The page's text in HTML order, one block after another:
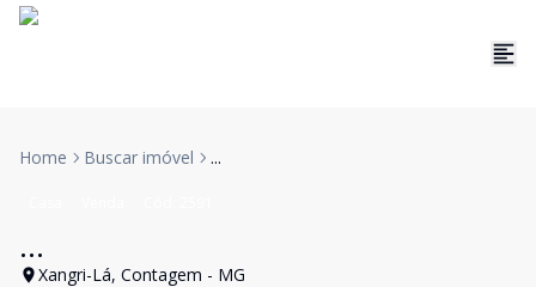
Home Buscar imóvel ...
...
Xangri-Lá, Contagem - MG